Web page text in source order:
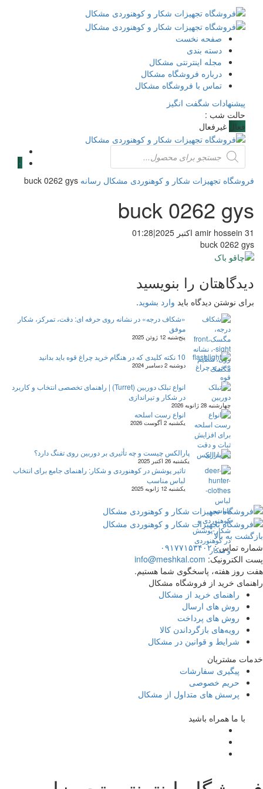
صفحه نخست
دسته بندی
مجله اینترنتی مشکال
درباره فروشگاه مشکال
تماس با فروشگاه مشکال
پیشنهادات شگفت انگیز
حالت شب :
فعال غیرفعال
۰
Products
search
فروشگاه تجهیزات شکار و کوهنوردی مشکال رسانهbuck 0262 gys
buck 0262 gys
amir hossein
|
01:28
buck 0262 gys
دیدگاهتان را بنویسید
برای نوشتن دیدگاه بایدوارد بشوید.
«شکاف درجه» در نشانه روی حرفه ای: دقت، تمرکز، شکار
موفق
پنج‌شنبه 12 ژوئن 2025
10 نکته کلیدی که در هنگام خرید چراغ قوه باید بدانید
دوشنبه 2 دسامبر 2024
انواع تبلک دوربین (Turret) | راهنمای تخصصی انتخاب و کاربرد
در شکار و تیراندازی
چهارشنبه 28 ژانویه 2026
انواع رست اسلحه
یکشنبه 2 آگوست 2026
پارالکس چیست و چه تأثیری بر دوربین روی تفنگ دارد؟
یکشنبه 26 اکتبر 2025
تاثیر پوشش در کوهنوردی و شکار: راهنمای جامع برای انتخاب
لباس مناسب
یکشنبه 12 ژانویه 2025
به بالا
تماس :۰۹۱۷۷۱۵۳۴۰۲
الکترونیک:info@meshkal.com
روز هفته، پاسخگوی شما هستیم.
خرید از فروشگاه مشکال
راهنمای خرید از مشکال
روش های ارسال
روش های پرداخت
رویه‌های بازگرداندن کالا
شرایط و قوانین در مشکال
مشتریان
پیگیری سفارشات
حریم خصوصی
پرسش های متداول از مشکال
با ما همراه باشید